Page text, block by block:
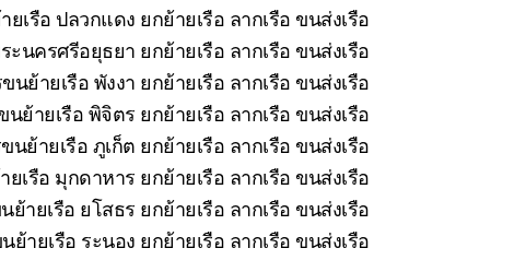
ยเรือ ปลวกแดง ยกย้ายเรือ ลากเรือ ขนส่งเรือ
ะนครศรีอยุธยา ยกย้ายเรือ ลากเรือ ขนส่งเรือ
นย้ายเรือ พังงา ยกย้ายเรือ ลากเรือ ขนส่งเรือ
นย้ายเรือ พิจิตร ยกย้ายเรือ ลากเรือ ขนส่งเรือ
นย้ายเรือ ภูเก็ต ยกย้ายเรือ ลากเรือ ขนส่งเรือ
เรือ มุกดาหาร ยกย้ายเรือ ลากเรือ ขนส่งเรือ
ย้ายเรือ ยโสธร ยกย้ายเรือ ลากเรือ ขนส่งเรือ
ย้ายเรือ ระนอง ยกย้ายเรือ ลากเรือ ขนส่งเรือ